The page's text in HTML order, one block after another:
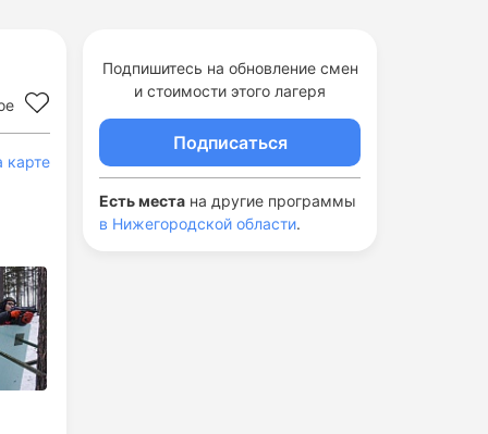
карте
Подпишитесь на обновление смен
и стоимости этого лагеря
Подписаться
Есть места на другие программы
в Нижегородской области.